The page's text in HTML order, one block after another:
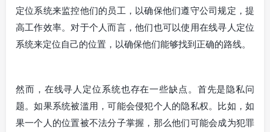
定位系统来监控他们的员工，以确保他们遵守公司规定，提
高工作效率。对于个人而言，他们也可以使用在线寻人定位
系统来定位自己的位置，以确保他们能够找到正确的路线。
然而，在线寻人定位系统也存在一些缺点。首先是隐私问
题。如果系统被滥用，可能会侵犯个人的隐私权。比如，如
果一个人的位置被不法分子掌握，那么他们可能会成为犯罪